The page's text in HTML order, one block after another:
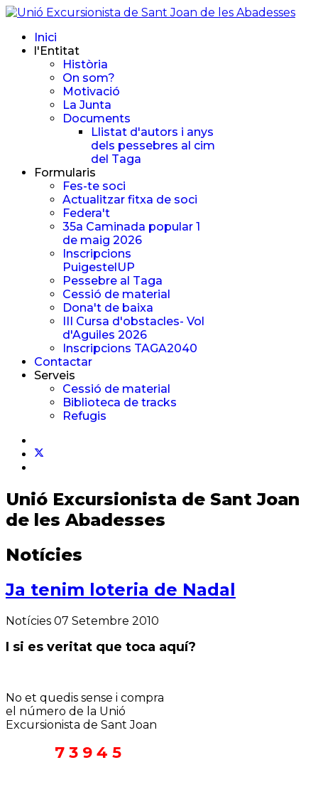
Inici
l'Entitat
Història
On som?
Motivació
La Junta
Documents
Llistat d'autors i anys
dels pessebres al cim
del Taga
Formularis
Fes-te soci
Actualitzar fitxa de soci
Federa't
35a Caminada popular 1
de maig 2026
Inscripcions
PuigestelUP
Pessebre al Taga
Cessió de material
Dona't de baixa
III Cursa d'obstacles- Vol
d'Aguiles 2026
Inscripcions TAGA2040
Contactar
Serveis
Cessió de material
Biblioteca de tracks
Refugis
Unió Excursionista de Sant Joan
de les Abadesses
Notícies
Ja tenim loteria de Nadal
Notícies 07 Setembre 2010
I si es veritat que toca aquí?
No et quedis sense i compra
el número de la Unió
Excursionista de Sant Joan
7 3 9 4 5